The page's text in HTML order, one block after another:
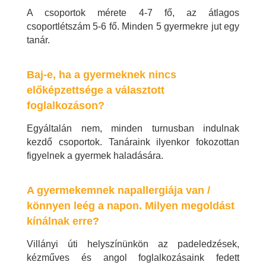
A csoportok mérete 4-7 fő, az átlagos
csoportlétszám 5-6 fő. Minden 5 gyermekre jut egy
tanár.
Baj-e, ha a gyermeknek nincs
előképzettsége a választott
foglalkozáson?
Egyáltalán nem, minden turnusban indulnak
kezdő csoportok. Tanáraink ilyenkor fokozottan
figyelnek a gyermek haladására.
A gyermekemnek napallergiája van /
könnyen leég a napon. Milyen megoldást
kínálnak erre?
Villányi úti helyszínünkön az padeledzések,
kézműves és angol foglalkozásaink fedett